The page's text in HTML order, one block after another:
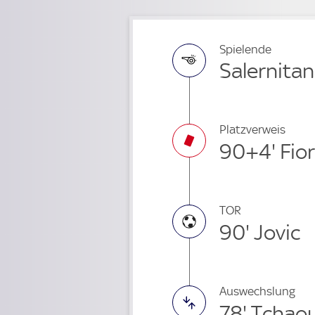
Spielende
Platzverweis
90+4'
TOR
90' Jovic
Auswechslung